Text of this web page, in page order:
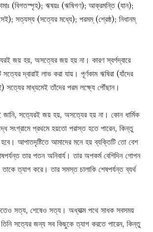
(বিগতস্পৃহ); ঋষয়ঃ (ঋষিগণ); আক্রমন্তি (যান);
সত্যস্য (সত্যের মধ্যে); পরমম্‌ (শ্রেষ্ঠ); নিধানম্
জয় হয়, অসত্যের জয় হয় না। কারণ স্বর্গদ্বারে
দ্বারাই লাভ করা যায়। পূর্ণকাম ঋষিরা (যাঁদের
সত্যের মাধ্যমেই তাঁদের পরম লক্ষ্যে পৌঁছান।
জানি, সত্যেরই জয় হয়, অসত্যের হয় না। কোন ধার্মিক
সংগ্রামে প্রথমে হয়তো পরাস্ত হতে পারেন, কিন্তু
আপাতদৃষ্টিতে আমাদের মনে হয় ব্যক্তিটি তো বেশ
তার পতন অনিবার্য। তার অপকর্ম বেশিদিন গোপন
ত্যাগ করে। তার সমস্ত চালাকি শেষপর্যন্ত ব্যর্থ
সত্য, শেষেও সত্য। অধ্যাত্ম পথে সাধক সবসময়
সত্যের জন্য সব কিছুকে ত্যাগ করতে পারেন, কিন্তু